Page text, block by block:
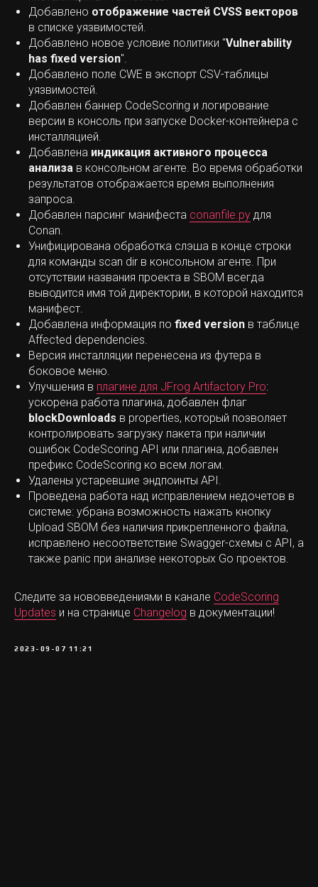
Добавлено отображение частей CVSS векторов
в списке уязвимостей.
Добавлено новое условие политики "Vulnerability
has fixed version".
Добавлено поле CWE в экспорт CSV-таблицы
уязвимостей.
Добавлен баннер CodeScoring и логирование
версии в консоль при запуске Docker-контейнера с
инсталляцией.
Добавлена индикация активного процесса
анализа в консольном агенте. Во время обработки
результатов отображается время выполнения
запроса.
Добавлен парсинг манифеста conanfile.py для
Conan.
Унифицирована обработка слэша в конце строки
для команды scan dir в консольном агенте. При
отсутствии названия проекта в SBOM всегда
выводится имя той директории, в которой находится
манифест.
Добавлена информация по fixed version в таблице
Affected dependencies.
Версия инсталляции перенесена из футера в
боковое меню.
Улучшения в плагине для JFrog Artifactory Pro:
ускорена работа плагина, добавлен флаг
blockDownloads в properties, который позволяет
контролировать загрузку пакета при наличии
ошибок CodeScoring API или плагина, добавлен
префикс CodeScoring ко всем логам.
Удалены устаревшие эндпоинты API.
Проведена работа над исправлением недочетов в
системе: убрана возможность нажать кнопку
Upload SBOM без наличия прикрепленного файла,
исправлено несоответствие Swagger-схемы с API, а
также panic при анализе некоторых Go проектов.
Следите за нововведениями в канале CodeScoring
Updates и на странице Changelog в документации!
2023-09-07 11:21